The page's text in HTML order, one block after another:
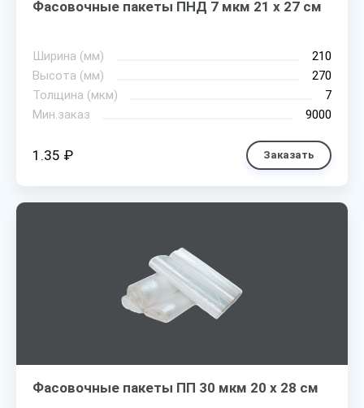
Фасовочные пакеты ПНД 7 мкм 21 х 27 см
Ширина (мм)
210
Высота (мм)
270
Толщина (мкм)
7
Мин.заказ
9000
1.35 ₽ Заказать
Фасовочные пакеты ПП 30 мкм 20 х 28 см